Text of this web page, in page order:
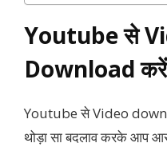
Youtube से
Download
Youtube से Video
थोड़ा सा बदलाव करके आप